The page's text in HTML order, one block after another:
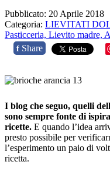
Pubblicato: 20 Aprile 2018
Categoria: LIEVITATI
Pasticceria, Lievito madre,
f Share
I blog che seguo, quelli
sono sempre fonte di
ricette. E quando l’idea
presto possibile per
l’esperimento un paio di
ricetta.